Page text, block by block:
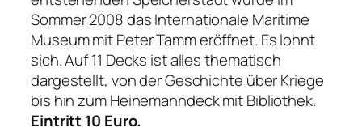
Sommer 2008 das Internationale Maritime
Museum mit Peter Tamm eröffnet. Es lohnt
sich. Auf 11 Decks ist alles thematisch
dargestellt, von der Geschichte über Kriege
bis hin zum Heinemanndeck mit Bibliothek.
Eintritt 10 Euro.